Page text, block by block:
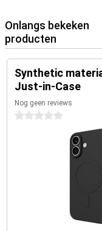
Onlangs bekeken
producten
Synthetic
Just-in-Case
Nog geen reviews
0 sterren